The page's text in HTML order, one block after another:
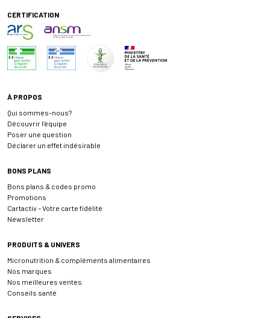
CERTIFICATION
À PROPOS
Qui sommes-nous?
Découvrir l’équipe
Poser une question
Déclarer un effet indésirable
BONS PLANS
Bons plans & codes promo
Promotions
Cartactiv – Votre carte fidélité
Newsletter
PRODUITS & UNIVERS
Micronutrition & compléments alimentaires
Nos marques
Nos meilleures ventes
Conseils santé